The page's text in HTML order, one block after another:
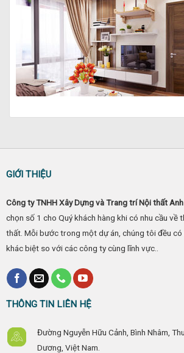
GIỚI THIỆU
Công ty TNHH Xây Dựng và Trang trí Nội thất Anh
chọn số 1 cho Quý khách hàng khi có nhu cầu về
thất. Mỗi bước trong một dự án, chúng tôi đều có
khác biệt so với các công ty cùng lĩnh vực..
THÔNG TIN LIÊN HỆ
Đường Nguyễn Hữu Cảnh, Bình Nhâm,
Dương, Việt Nam.